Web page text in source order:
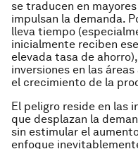
se traducen en
impulsan la demanda.
lleva tiempo
inicialmente reciben
elevada tasa de
inversiones en las
el crecimiento de la
El peligro reside en las
que desplazan la
sin estimular el
enfoque